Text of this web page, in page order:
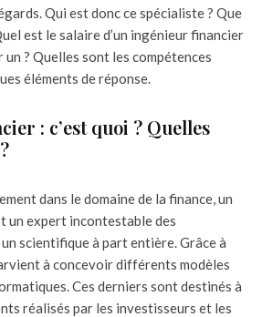
Qui est donc ce spécialiste ? Que
est le salaire d’un ingénieur financier
un ? Quelles sont les compétences
éléments de réponse.
: c’est quoi ? Quelles
dans le domaine de la finance, un
un expert incontestable des
un scientifique à part entière. Grâce à
à concevoir différents modèles
Ces derniers sont destinés à
réalisés par les investisseurs et les